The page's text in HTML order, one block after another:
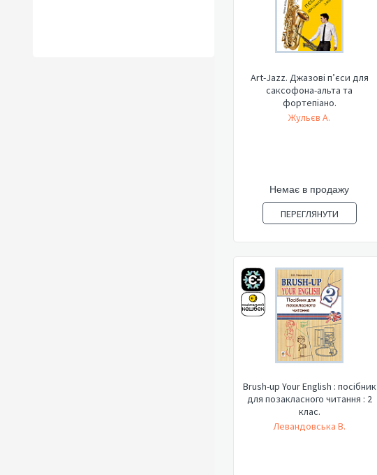
Art-Jazz. Джазові п’єси для
саксофона-альта та
фортепіано.
Жульєв А.
Немає в продажу
ПЕРЕГЛЯНУТИ
Brush-up Your English : посібник
для позакласного читання : 2
клас.
Левандовська В.